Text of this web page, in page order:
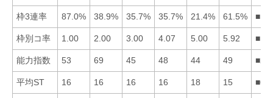
枠3連率 87.0% 38.9% 35.7% 35.7% 21.4% 61.5%
枠別コ率 1.00 2.00 3.00 4.07 5.00 5.92
能力指数 53 69 45 48 44 49
平均ST 16 16 16 16 18 15